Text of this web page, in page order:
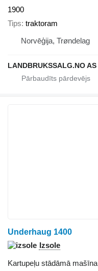
1900
Tips traktoram
Norvēģija, Trøndelag
LANDBRUKSSALG.NO AS
Underhaug 1400
Izsole
Kartupeļu stādāmā mašīna